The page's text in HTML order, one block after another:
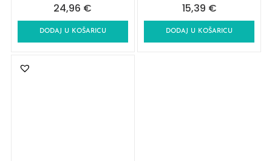
24,96 €
DODAJ U KOŠARICU
15,39 €
DODAJ U KOŠARICU